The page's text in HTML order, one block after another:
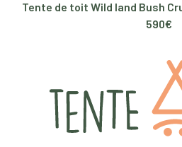
Tente de toit Wild land Bush
590€